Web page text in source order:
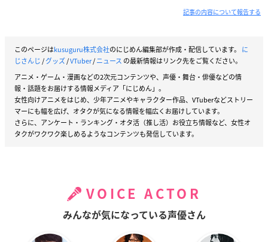
記事の内容について報告する
このページはkusuguru株式会社のにじめん編集部が作成・配信しています。 に
じさんじ/グッズ/VTuber/ニュース の最新情報はリンク先をご覧ください。
アニメ・ゲーム・漫画などの2次元コンテンツや、声優・舞台・俳優などの情
報・話題をお届けする情報メディア「にじめん」。
女性向けアニメをはじめ、少年アニメやキャラクター作品、VTuberなどストリー
マーにも幅を広げ、オタクが気になる情報を幅広くお届けしています。
さらに、アンケート・ランキング・オタ活（推し活）お役立ち情報など、女性オ
タクがワクワク楽しめるようなコンテンツも発信しています。
VOICE ACTOR
みんなが気になっている声優さん